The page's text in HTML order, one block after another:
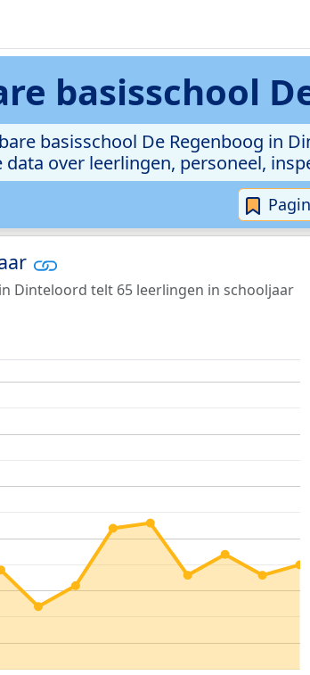
basisschool
basisschool De Regenboog in
over leerlingen, personeel,
Dinteloord telt 65 leerlingen in schooljaar